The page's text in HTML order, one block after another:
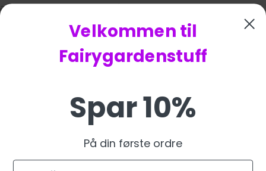
at dele webstedets indhold på sociale medieplatforme, indsamle
Præstationscookies bruges til at forstå og analysere de vigtigste
with the website. These cookies help provide information on
metrics the number of visitors, bounce rate, traffic source, etc.
Velkommen til
Fairygardenstuff
Spar 10%
På din første ordre